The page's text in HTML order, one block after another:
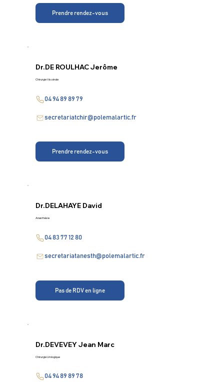
Prendre rendez-vous
Dr.DE ROULHAC Jerôme
Chirurgie Viscérale
04 94 89 89 79
secretariatchir@polemalartic.fr
Prendre rendez-vous
Dr.DELAHAYE David
Anesthésie
04 83 77 12 80
secretariatanesth@polemalartic.fr
Pas de RDV en ligne
Dr.DEVEVEY Jean Marc
Chirurgie Urologique
04 94 89 89 78